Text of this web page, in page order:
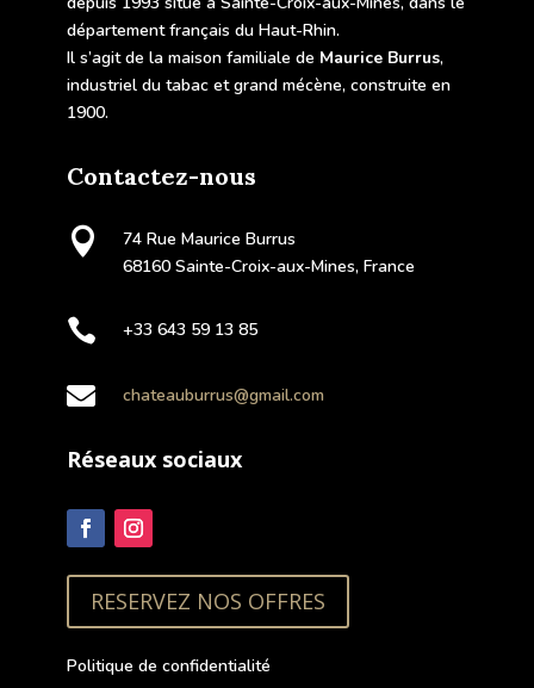
département français du Haut-Rhin.
Il s’agit de la maison familiale de Maurice Burrus,
industriel du tabac et grand mécène, construite en
1900.
Contactez-nous

74 Rue Maurice Burrus
68160 Sainte-Croix-aux-Mines, France
 +33 643 59 13 85
 chateauburrus@gmail.com
Réseaux sociaux
RESERVEZ NOS OFFRES
Politique de confidentialité